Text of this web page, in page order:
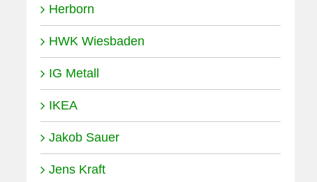
Herborn
HWK Wiesbaden
IG Metall
IKEA
Jakob Sauer
Jens Kraft